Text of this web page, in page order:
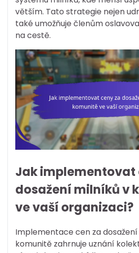
větším. Tato strategie nejen
také umožňuje členům
na cestě.
Jak implementovat
dosažení milníků v
ve vaší organizaci?
Implementace cen za
komunitě zahrnuje uznání